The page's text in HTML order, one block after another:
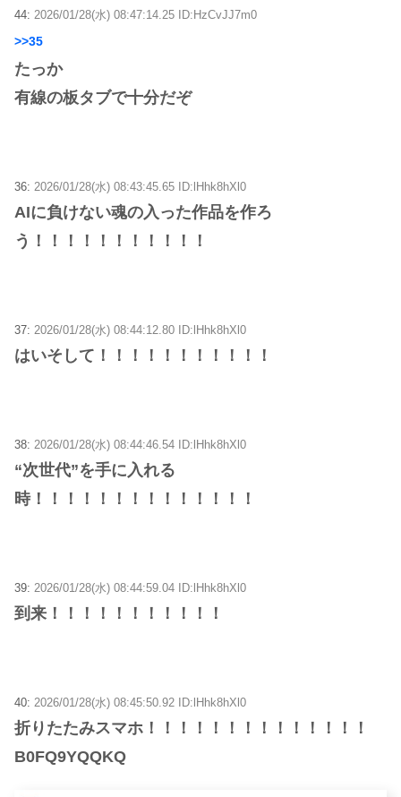
44: 2026/01/28(水) 08:47:14.25 ID:HzCvJJ7m0
>>35
たっか
有線の板タブで十分だぞ
36: 2026/01/28(水) 08:43:45.65 ID:lHhk8hXl0
AIに負けない魂の入った作品を作ろ
う！！！！！！！！！！！
37: 2026/01/28(水) 08:44:12.80 ID:lHhk8hXl0
はいそして！！！！！！！！！！！
38: 2026/01/28(水) 08:44:46.54 ID:lHhk8hXl0
“次世代”を手に入れる
時！！！！！！！！！！！！！！
39: 2026/01/28(水) 08:44:59.04 ID:lHhk8hXl0
到来！！！！！！！！！！！
40: 2026/01/28(水) 08:45:50.92 ID:lHhk8hXl0
折りたたみスマホ！！！！！！！！！！！！！！
B0FQ9YQQKQ